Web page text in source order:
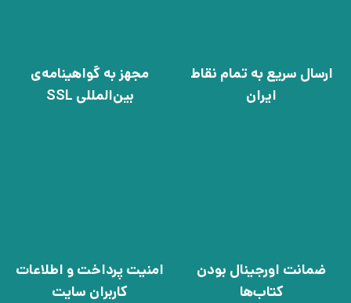
ارسال سریع به تمام نقاط
ایران
مجهز به گواهینامه‌ی
بین‌المللی SSL
ضمانت اورجینال بودن
کتاب‌ها
امنیت پرداخت و اطلاعات
کاربران سایت